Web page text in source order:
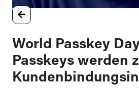
World Passkey
Passkeys werden